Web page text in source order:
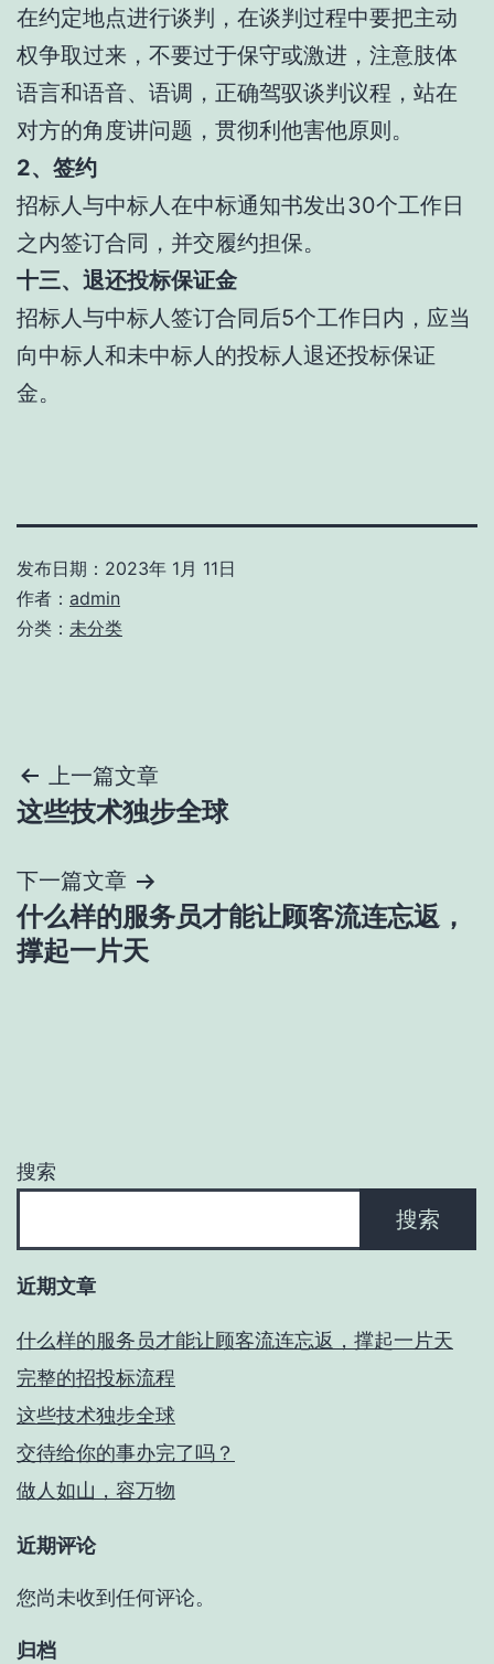
在约定地点进行谈判，在谈判过程中要把主动
权争取过来，不要过于保守或激进，注意肢体
语言和语音、语调，正确驾驭谈判议程，站在
对方的角度讲问题，贯彻利他害他原则。
2、签约
招标人与中标人在中标通知书发出30个工作日
之内签订合同，并交履约担保。
十三、退还投标保证金
招标人与中标人签订合同后5个工作日内，应当
向中标人和未中标人的投标人退还投标保证
金。
发布日期： 2023年 1月 11日
作者： admin
分类： 未分类
文
章
导
航
上一篇文章
这些技术独步全球
下一篇文章
什么样的服务员才能让顾客流连忘返，
撑起一片天
搜索
搜索
近期文章
什么样的服务员才能让顾客流连忘返，撑起一片天
完整的招投标流程
这些技术独步全球
交待给你的事办完了吗？
做人如山，容万物
近期评论
您尚未收到任何评论。
归档